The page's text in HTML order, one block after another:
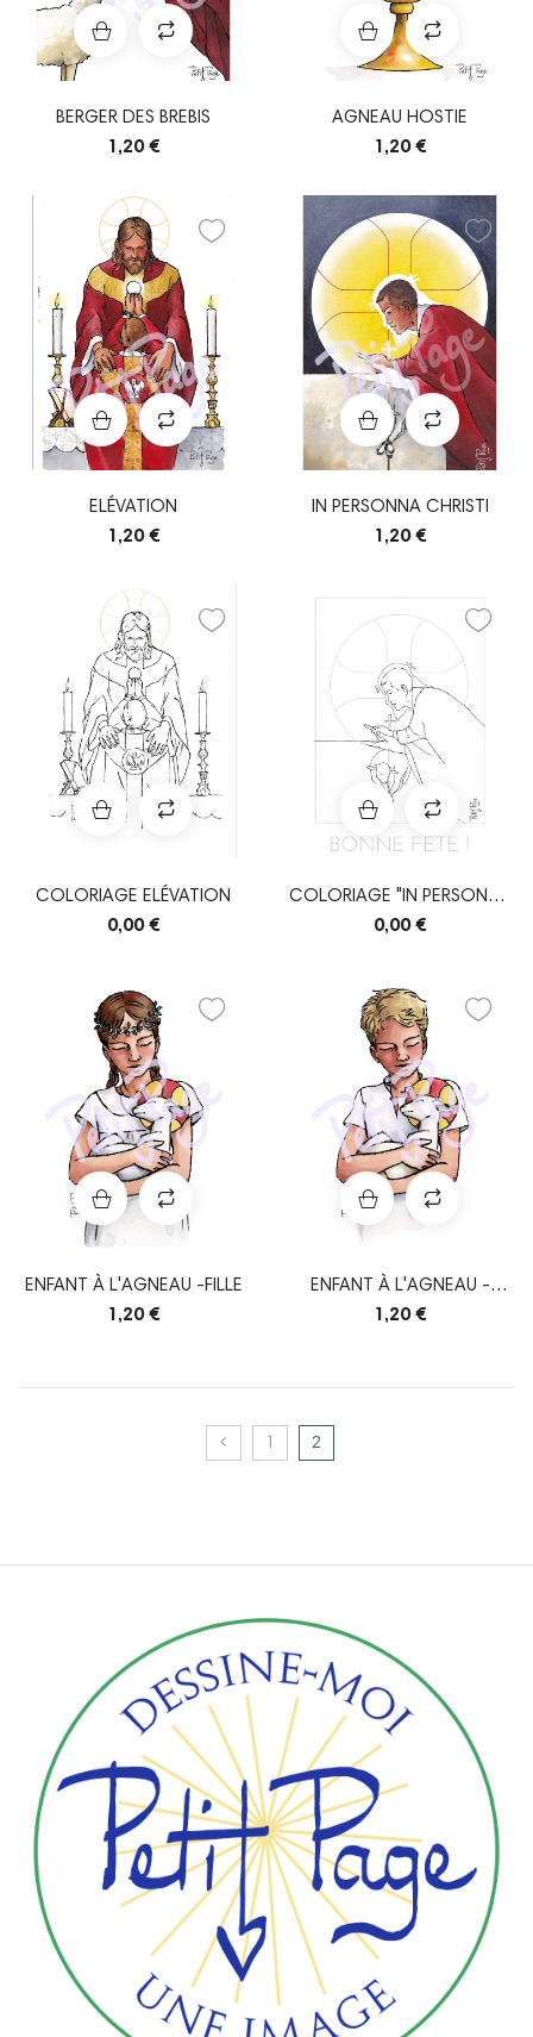
BERGER DES BREBIS
1,20 €
AGNEAU HOSTIE
1,20 €
ELÉVATION
1,20 €
IN PERSONNA CHRISTI
1,20 €
COLORIAGE ELÉVATION
0,00 €
COLORIAGE "IN PERSONNA
CHRISTI"
0,00 €
ENFANT À L'AGNEAU -FILLE
1,20 €
ENFANT À L'AGNEAU -
GARÇON
1,20 €
1 2